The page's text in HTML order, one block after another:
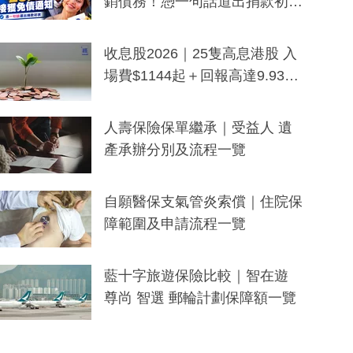
一度被誤當詐騙手段
收息股2026｜25隻高息港股 入
場費$1144起＋回報高達9.93
人壽保險保單繼承｜受益人 遺
產承辦分別及流程一覽
自願醫保支氣管炎索償｜住院保
障範圍及申請流程一覽
藍十字旅遊保險比較｜智在遊
尊尚 智選 郵輪計劃保障額一覽